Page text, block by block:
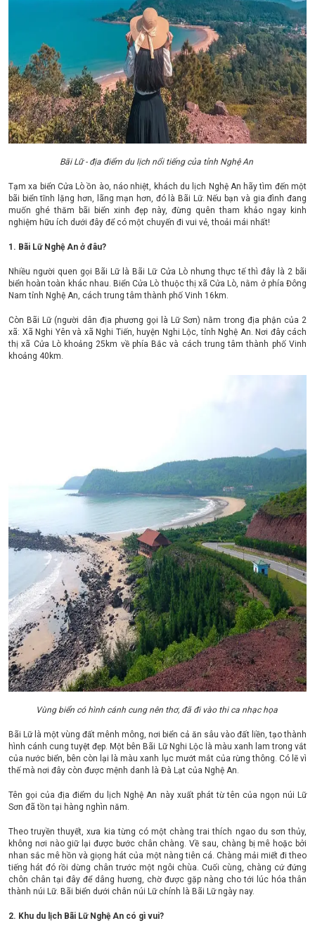
Bãi Lữ - địa điểm du lịch nổi tiếng của tỉnh Nghệ An
Tạm xa biển Cửa Lò ồn ào, náo nhiệt, khách du lịch Nghệ An hãy tìm đến một
bãi biển tĩnh lặng hơn, lãng mạn hơn, đó là Bãi Lữ. Nếu bạn và gia đình đang
muốn ghé thăm bãi biển xinh đẹp này, đừng quên tham khảo ngay kinh
nghiệm hữu ích dưới đây để có một chuyến đi vui vẻ, thoải mái nhất!
1. Bãi Lữ Nghệ An ở đâu?
Nhiều người quen gọi Bãi Lữ là Bãi Lữ Cửa Lò nhưng thực tế thì đây là 2 bãi
biển hoàn toàn khác nhau. Biển Cửa Lò thuộc thị xã Cửa Lò, nằm ở phía Đông
Nam tỉnh Nghệ An, cách trung tâm thành phố Vinh 16km.
Còn Bãi Lữ (người dân địa phương gọi là Lữ Sơn) nằm trong địa phận của 2
xã: Xã Nghi Yên và xã Nghi Tiến, huyện Nghi Lộc, tỉnh Nghệ An. Nơi đây cách
thị xã Cửa Lò khoảng 25km về phía Bắc và cách trung tâm thành phố Vinh
khoảng 40km.
Vùng biển có hình cánh cung nên thơ, đã đi vào thi ca nhạc họa
Bãi Lữ là một vùng đất mênh mông, nơi biển cả ăn sâu vào đất liền, tạo thành
hình cánh cung tuyệt đẹp. Một bên Bãi Lữ Nghi Lộc là màu xanh lam trong vắt
của nước biển, bên còn lại là màu xanh lục mướt mắt của rừng thông. Có lẽ vì
thế mà nơi đây còn được mệnh danh là Đà Lạt của Nghệ An.
Tên gọi của địa điểm du lịch Nghệ An này xuất phát từ tên của ngọn núi Lữ
Sơn đã tồn tại hàng nghìn năm.
Theo truyền thuyết, xưa kia từng có một chàng trai thích ngao du sơn thủy,
không nơi nào giữ lại được bước chân chàng. Về sau, chàng bị mê hoặc bởi
nhan sắc mê hồn và giọng hát của một nàng tiên cá. Chàng mải miết đi theo
tiếng hát đó rồi dừng chân trước một ngôi chùa. Cuối cùng, chàng cứ đứng
chôn chân tại đây để dâng hương, chờ được gặp nàng cho tới lúc hóa thân
thành núi Lữ. Bãi biển dưới chân núi Lữ chính là Bãi Lữ ngày nay.
2. Khu du lịch Bãi Lữ Nghệ An có gì vui?